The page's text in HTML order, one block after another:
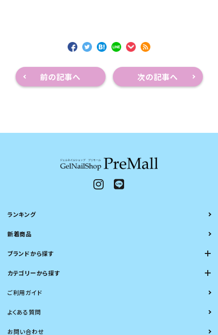
前の記事へ 次の記事へ
ランキング
新着商品
ブランドから探す
カテゴリーから探す
ご利用ガイド
よくある質問
お問い合わせ